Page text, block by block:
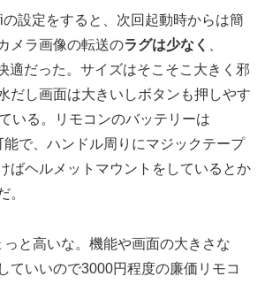
設定をすると、次回起動時からは簡
メラ画像の転送のラグは少なく
適だった。サイズはそこそこ大きく邪
だし画面は大きいしボタンも押しやす
いる。リモコンのバッテリーは
で、ハンドル周りにマジックテープ
ばヘルメットマウントをしているとか
。
と高いな。機能や画面の大きさな
ていいので3000円程度の廉価リモコ